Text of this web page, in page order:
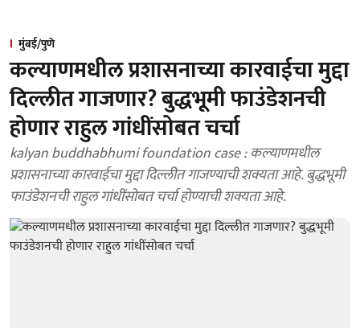
मुंबई/पुणे
कल्याणमधील प्रशासनाच्या कारवाईचा मुद्दा
दिल्लीत गाजणार? बुद्धभूमी फाउंडेशनची
होणार राहुल गांधींसोबत चर्चा
kalyan buddhabhumi foundation case : कल्याणमधील
प्रशासनाच्या कारवाईचा मुद्दा दिल्लीत गाजण्याची शक्यता आहे. बुद्धभूमी
फाउंडेशनची राहुल गांधींसोबत चर्चा होण्याची शक्यता आहे.